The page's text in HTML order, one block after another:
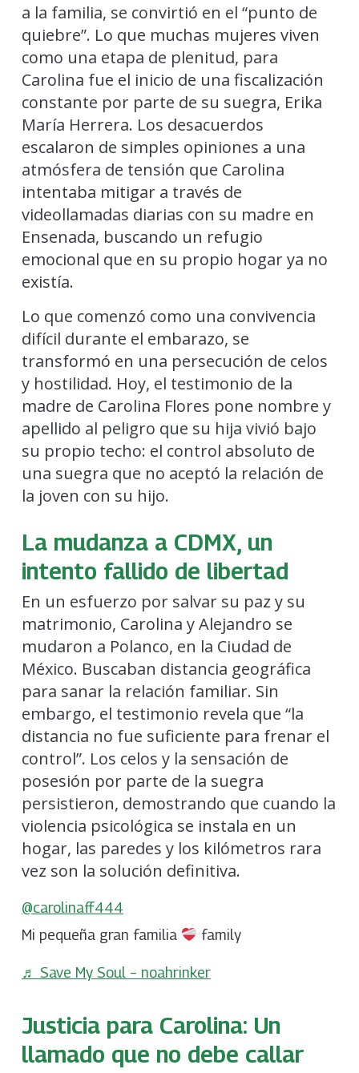
a la familia, se convirtió en el “punto de
quiebre”. Lo que muchas mujeres viven
como una etapa de plenitud, para
Carolina fue el inicio de una fiscalización
constante por parte de su suegra, Erika
María Herrera. Los desacuerdos
escalaron de simples opiniones a una
atmósfera de tensión que Carolina
intentaba mitigar a través de
videollamadas diarias con su madre en
Ensenada, buscando un refugio
emocional que en su propio hogar ya no
existía.
Lo que comenzó como una convivencia
difícil durante el embarazo, se
transformó en una persecución de celos
y hostilidad. Hoy, el testimonio de la
madre de Carolina Flores pone nombre y
apellido al peligro que su hija vivió bajo
su propio techo: el control absoluto de
una suegra que no aceptó la relación de
la joven con su hijo.
La mudanza a CDMX, un
intento fallido de libertad
En un esfuerzo por salvar su paz y su
matrimonio, Carolina y Alejandro se
mudaron a Polanco, en la Ciudad de
México. Buscaban distancia geográfica
para sanar la relación familiar. Sin
embargo, el testimonio revela que “la
distancia no fue suficiente para frenar el
control”. Los celos y la sensación de
posesión por parte de la suegra
persistieron, demostrando que cuando la
violencia psicológica se instala en un
hogar, las paredes y los kilómetros rara
vez son la solución definitiva.
@carolinaff444
Mi pequeña gran familia
family
♬ Save My Soul – noahrinker
Justicia para Carolina: Un
llamado que no debe callar